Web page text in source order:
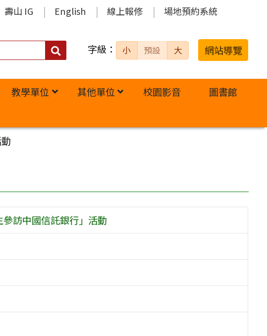
壽山 IG English 線上報修 場地預約系統
搜
字級： 小 預設 大 網站導覽
教學單位 其他單位 校園影音
圖書館
訪中國信託銀行」活動